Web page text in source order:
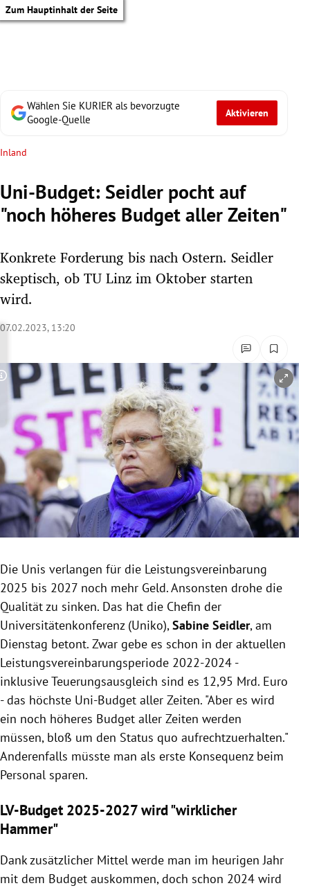
Zum Hauptinhalt der Seite
Untermenü
Untermenü
Untermenü
Untermenü
Untermenü
Untermenü
Untermenü
Untermenü
Wählen Sie KURIER als bevorzugte
Google-Quelle
Aktivieren
Inland
Uni-Budget: Seidler pocht auf
"noch höheres Budget aller Zeiten"
Konkrete Forderung bis nach Ostern. Seidler
skeptisch, ob TU Linz im Oktober starten
wird.
07.02.2023, 13:20
Copyright-Hinweis öffnen/schließen
Die Unis verlangen für die Leistungsvereinbarung
2025 bis 2027 noch mehr Geld. Ansonsten drohe die
Qualität zu sinken. Das hat die Chefin der
Universitätenkonferenz (Uniko),Sabine Seidler, am
Dienstag betont. Zwar gebe es schon in der aktuellen
Leistungsvereinbarungsperiode 2022-2024 -
inklusive Teuerungsausgleich sind es 12,95 Mrd. Euro
- das höchste Uni-Budget aller Zeiten. "Aber es wird
ein noch höheres Budget aller Zeiten werden
müssen, bloß um den Status quo aufrechtzuerhalten."
Anderenfalls müsste man als erste Konsequenz beim
Personal sparen.
LV-Budget 2025-2027 wird "wirklicher
Hammer"
Dank zusätzlicher Mittel werde man im heurigen Jahr
mit dem Budget auskommen, doch schon 2024 wird